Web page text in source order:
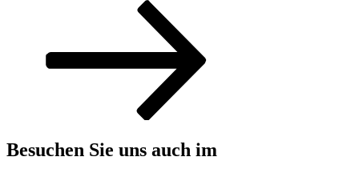
Besuchen Sie uns auch im